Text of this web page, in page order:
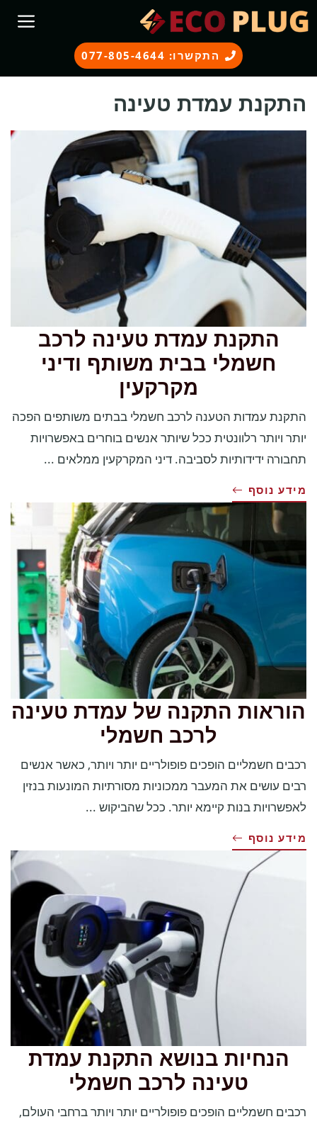
לדלג
לתוכן
התקשרו: 077-805-4644
התקנת עמדת טעינה
התקנת עמדת טעינה לרכב
חשמלי בבית משותף ודיני
מקרקעין
התקנת עמדות הטענה לרכב חשמלי בבתים משותפים הפכה
יותר ויותר רלוונטית ככל שיותר אנשים בוחרים באפשרויות
תחבורה ידידותיות לסביבה. דיני המקרקעין ממלאים ...
מידע נוסף
הוראות התקנה של עמדת טעינה
לרכב חשמלי
רכבים חשמליים הופכים פופולריים יותר ויותר, כאשר אנשים
רבים עושים את המעבר ממכוניות מסורתיות המונעות בנזין
לאפשרויות בנות קיימא יותר. ככל שהביקוש ...
מידע נוסף
הנחיות בנושא התקנת עמדת
טעינה לרכב חשמלי
רכבים חשמליים הופכים פופולריים יותר ויותר ברחבי העולם,